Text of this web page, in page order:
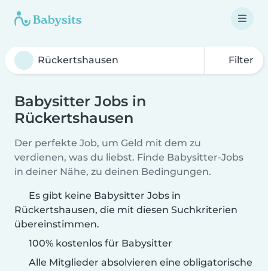
Filter
Babysitter Jobs in
Rückertshausen
Der perfekte Job, um Geld mit dem zu
verdienen, was du liebst. Finde Babysitter-Jobs
in deiner Nähe, zu deinen Bedingungen.
Es gibt keine Babysitter Jobs in
Rückertshausen, die mit diesen Suchkriterien
übereinstimmen.
100% kostenlos für Babysitter
Alle Mitglieder absolvieren eine obligatorische